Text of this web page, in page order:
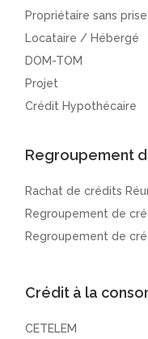
Propriétaire sans
Locataire / Hébergé
DOM-TOM
Projet
Crédit Hypothécaire
Regroupement
Rachat de crédits
Regroupement de
Regroupement de
Crédit à la
CETELEM